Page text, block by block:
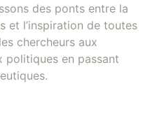
des ponts entre la
et l’inspiration de toutes
chercheurs aux
politiques en passant